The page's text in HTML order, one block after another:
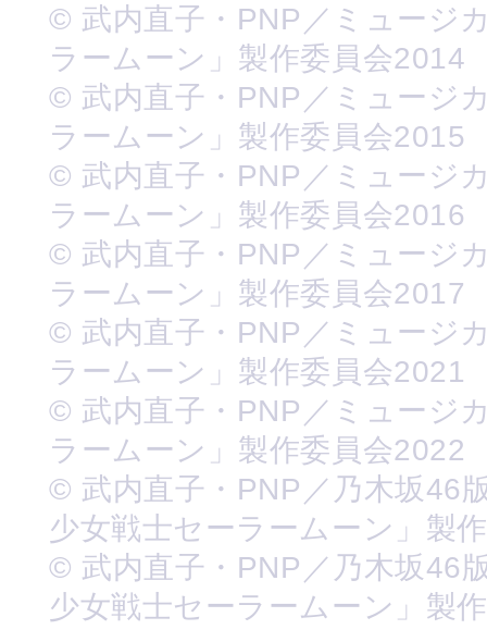
© 武内直子・PNP／ミュージ
ラームーン」製作委員会2014
© 武内直子・PNP／ミュージ
ラームーン」製作委員会2015
© 武内直子・PNP／ミュージ
ラームーン」製作委員会2016
© 武内直子・PNP／ミュージ
ラームーン」製作委員会2017
© 武内直子・PNP／ミュージ
ラームーン」製作委員会2021
© 武内直子・PNP／ミュージ
ラームーン」製作委員会2022
© 武内直子・PNP／乃木坂46
少女戦士セーラームーン」製
© 武内直子・PNP／乃木坂46
少女戦士セーラームーン」製